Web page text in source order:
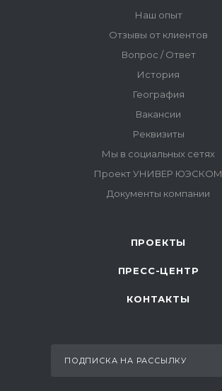
ПРОЕКТЫ
ПРЕСС-ЦЕНТР
КОНТАКТЫ
ПОДПИСКА НА РАССЫЛКУ